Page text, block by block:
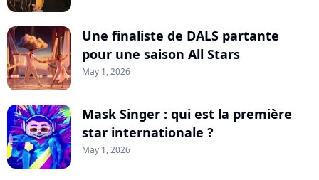
Une finaliste de DALS partante
pour une saison All Stars
May 1, 2026
Mask Singer : qui est la première
star internationale ?
May 1, 2026